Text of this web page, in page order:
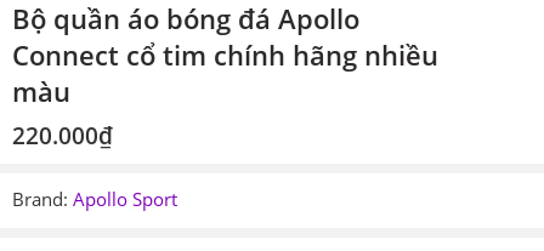
Bộ quần áo bóng đá Apollo
Connect cổ tim chính hãng nhiều
màu
220.000₫
Brand: Apollo Sport